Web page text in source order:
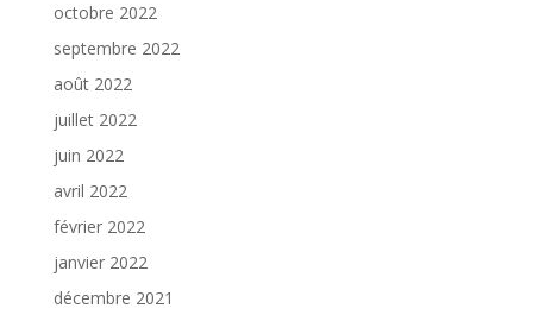
octobre 2022
septembre 2022
août 2022
juillet 2022
juin 2022
avril 2022
février 2022
janvier 2022
décembre 2021